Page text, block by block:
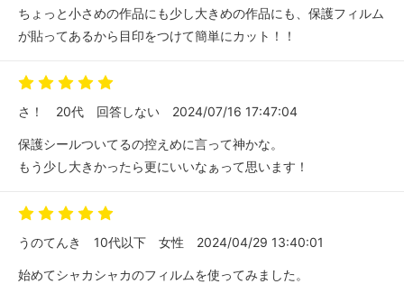
ちょっと小さめの作品にも少し大きめの作品にも、保護フィルム
が貼ってあるから目印をつけて簡単にカット！！
さ！ 20代 回答しない 2024/07/16 17:47:04
保護シールついてるの控えめに言って神かな。
もう少し大きかったら更にいいなぁって思います！
うのてんき 10代以下 女性 2024/04/29 13:40:01
始めてシャカシャカのフィルムを使ってみました。